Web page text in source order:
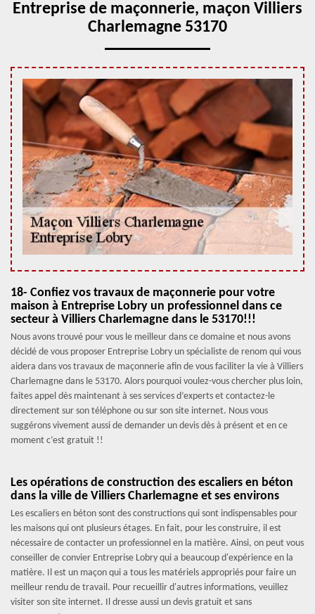
Entreprise de maçonnerie, maçon Villiers
Charlemagne 53170
18- Confiez vos travaux de maçonnerie pour votre
maison à Entreprise Lobry un professionnel dans ce
secteur à Villiers Charlemagne dans le 53170!!!
Nous avons trouvé pour vous le meilleur dans ce domaine et nous avons
décidé de vous proposer Entreprise Lobry un spécialiste de renom qui vous
aidera dans vos travaux de maçonnerie afin de vous faciliter la vie à Villiers
Charlemagne dans le 53170. Alors pourquoi voulez-vous chercher plus loin,
faites appel dès maintenant à ses services d’experts et contactez-le
directement sur son téléphone ou sur son site internet. Nous vous
suggérons vivement aussi de demander un devis dès à présent et en ce
moment c’est gratuit !!
Les opérations de construction des escaliers en béton
dans la ville de Villiers Charlemagne et ses environs
Les escaliers en béton sont des constructions qui sont indispensables pour
les maisons qui ont plusieurs étages. En fait, pour les construire, il est
nécessaire de contacter un professionnel en la matière. Ainsi, on peut vous
conseiller de convier Entreprise Lobry qui a beaucoup d'expérience en la
matière. Il est un maçon qui a tous les matériels appropriés pour faire un
meilleur rendu de travail. Pour recueillir d'autres informations, veuillez
visiter son site internet. Il dresse aussi un devis gratuit et sans